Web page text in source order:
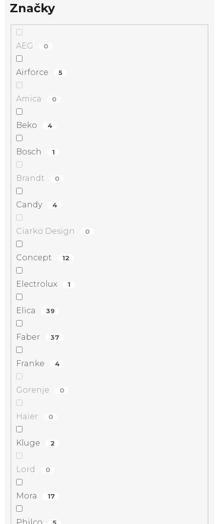
Značky
AEG 0
Airforce 5
Amica 0
Beko 4
Bosch 1
Brandt 0
Candy 4
Ciarko Design 0
Concept 12
Electrolux 1
Elica 39
Faber 37
Franke 4
Gorenje 0
Haier 0
Kluge 2
Lord 0
Mora 17
5